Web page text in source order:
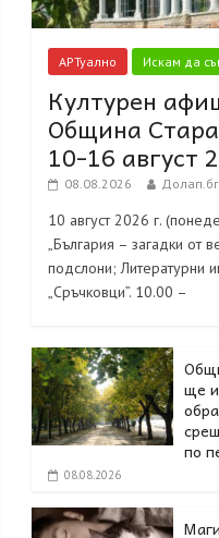
АРТуално Искам да
Културен
Община
10-16 август
08.08.2026 Долап.бг
10 август 2026 г.
„България – загадки от
подслони; Литературни
„Сръчковци”. 10.00 –
ще
по
08.08.2026